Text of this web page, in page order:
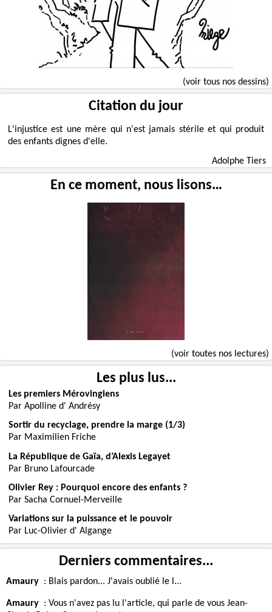
(voir tous nos dessins)
Citation du jour
L'injustice est une mère qui n'est jamais stérile et qui produit
des enfants dignes d'elle.
Adolphe Tiers
En ce moment, nous lisons…
(voir toutes nos lectures)
Les plus lus...
Les premiers Mérovingiens
Par Apolline d' Andrésy
Sortir du recyclage, prendre la marge (1/3)
Par Maximilien Friche
La République de Gaïa, d’Alexis Legayet
Par Bruno Lafourcade
Olivier Rey : Pourquoi encore des enfants ?
Par Sacha Cornuel-Merveille
Variations sur la puissance et le pouvoir
Par Luc-Olivier d' Algange
Derniers commentaires...
Amaury : Blais pardon... J'avais oublié le l...
Amaury : Vous n'avez pas lu l'article, qui parle de vous Jean-